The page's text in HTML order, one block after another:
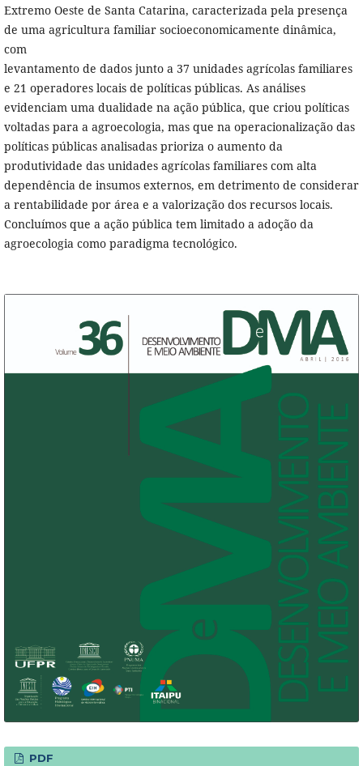
Extremo Oeste de Santa Catarina, caracterizada pela presença
de uma agricultura familiar socioeconomicamente dinâmica,
com
levantamento de dados junto a 37 unidades agrícolas familiares
e 21 operadores locais de políticas públicas. As análises
evidenciam uma dualidade na ação pública, que criou políticas
voltadas para a agroecologia, mas que na operacionalização das
políticas públicas analisadas prioriza o aumento da
produtividade das unidades agrícolas familiares com alta
dependência de insumos externos, em detrimento de considerar
a rentabilidade por área e a valorização dos recursos locais.
Concluímos que a ação pública tem limitado a adoção da
agroecologia como paradigma tecnológico.
PDF